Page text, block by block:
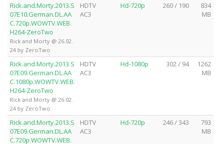
Rick.and.Morty.2013.S
07E10.German.DL.AA
C.720p.WOWTV.WEB.
H264-ZeroTwo
Rick and Morty @ 26.02.
24 by ZeroTwo
HDTV
AC3
Hd-720p 260 / 190
834
MB
Rick.and.Morty.2013.S
07E09.German.DL.AA
C.1080p.WOWTV.WEB.
H264-ZeroTwo
Rick and Morty @ 26.02.
24 by ZeroTwo
HDTV
AC3
Hd-1080p 302 / 94
1262
MB
Rick.and.Morty.2013.S
07E09.German.DL.AA
C.720p.WOWTV.WEB.
HDTV
AC3
Hd-720p 246 / 343
793
MB